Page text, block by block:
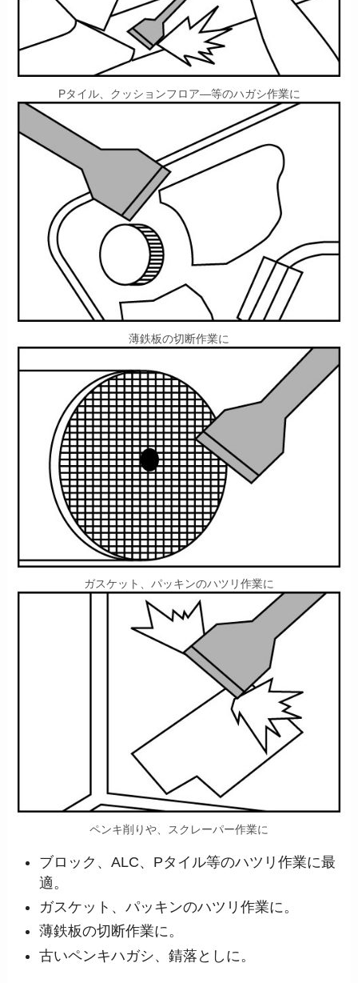
Pタイル、クッションフロア―等のハガシ作業に
薄鉄板の切断作業に
ガスケット、パッキンのハツリ作業に
ペンキ削りや、スクレーパー作業に
ブロック、ALC、Pタイル等のハツリ作業に最
適。
ガスケット、パッキンのハツリ作業に。
薄鉄板の切断作業に。
古いペンキハガシ、錆落としに。